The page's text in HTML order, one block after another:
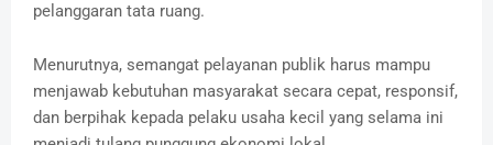
pelanggaran tata ruang.
‎‎Menurutnya, semangat pelayanan publik harus mampu
menjawab kebutuhan masyarakat secara cepat, responsif,
dan berpihak kepada pelaku usaha kecil yang selama ini